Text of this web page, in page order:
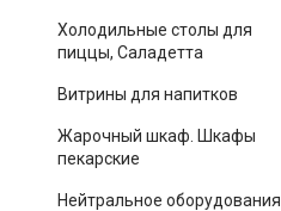
Холодильные столы для
пиццы, Саладетта
Витрины для напитков
Жарочный шкаф. Шкафы
пекарские
Нейтральное оборудования